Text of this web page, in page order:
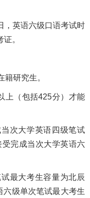
，英语六级口语考试时
。
研究生。
上（包括425分）才能
次大学英语四级笔试
完成当次大学英语六
最大考生容量为北辰
六级单次笔试最大考生